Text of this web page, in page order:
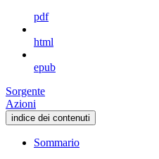
pdf
html
epub
Sorgente
Azioni
indice dei contenuti
Sommario